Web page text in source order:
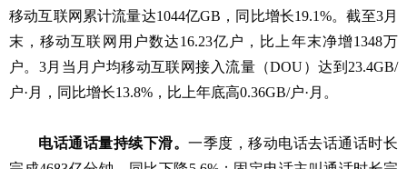
移动互联网累计流量达1044亿GB，同比增长19.1%。截至3月
末，移动互联网用户数达16.23亿户，比上年末净增1348万
户。3月当月户均移动互联网接入流量（DOU）达到23.4GB/
户·月，同比增长13.8%，比上年底高0.36GB/户·月。
电话通话量持续下滑。一季度，移动电话去话通话时长